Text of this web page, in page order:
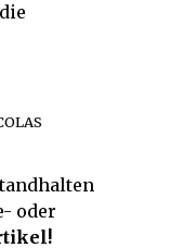
oder